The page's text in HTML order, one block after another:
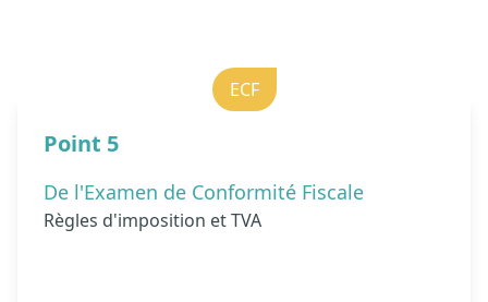
ECF
Point 5
De l'Examen de Conformité Fiscale
Règles d'imposition et TVA